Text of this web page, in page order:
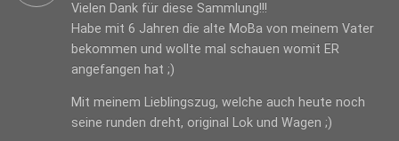
Vielen Dank für diese Sammlung!!!
Habe mit 6 Jahren die alte MoBa von meinem Vater
bekommen und wollte mal schauen womit ER
angefangen hat ;)
Mit meinem Lieblingszug, welche auch heute noch
seine runden dreht, original Lok und Wagen ;)